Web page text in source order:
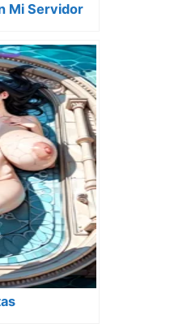
Mi Servidor